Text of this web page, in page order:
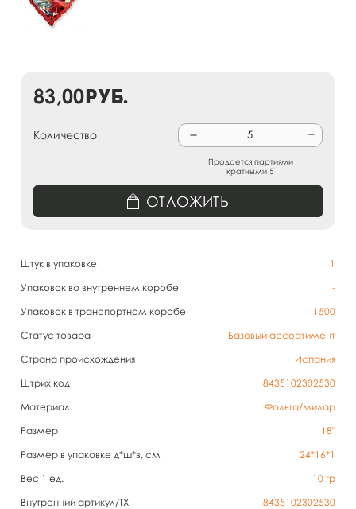
Штук в упаковке
1
Упаковок во внутреннем коробе
-
Упаковок в транспортном коробе
1500
Статус товара
Базовый ассортимент
Страна происхождения
Испания
Штрих код
8435102302530
Материал
Фольга/милар
Размер
18"
Размер в упаковке д*ш*в, см
24*16*1
Вес 1 ед.
10 гр
Внутренний артикул/TX
8435102302530
83,00руб.
Количество
Продается партиями
кратными 5
ОТЛОЖИТЬ